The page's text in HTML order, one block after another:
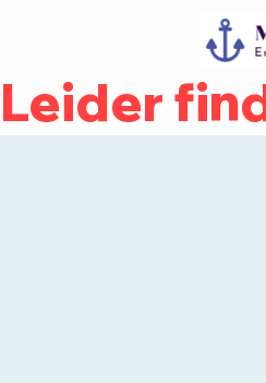
Leider